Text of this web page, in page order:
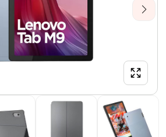
Next